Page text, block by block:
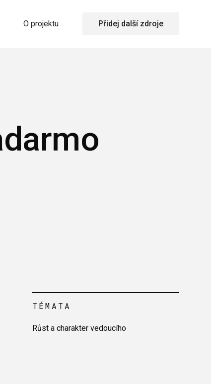
O projektu Přidej další zdroje
TÉMATA
Růst a charakter vedoucího